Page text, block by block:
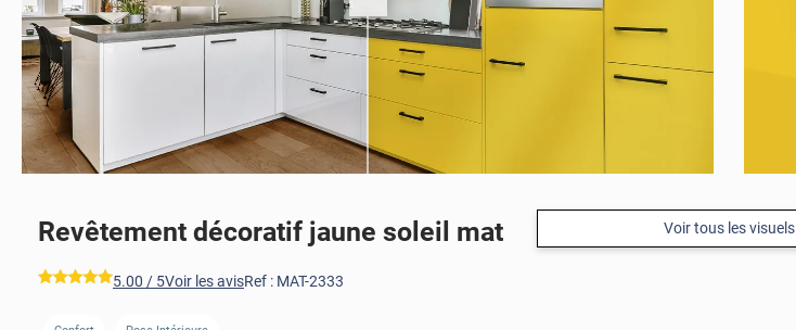
Voir tous les visuels
Revêtement décoratif jaune soleil mat
*****
5.00 / 5Voir les avisRef : MAT-2333